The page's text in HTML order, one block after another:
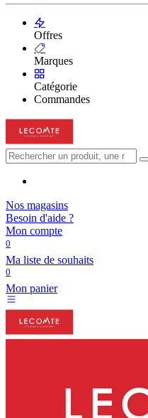
Offres
Marques
Catégorie
Commandes
Nos magasins
Besoin d'aide ?
Mon compte
0
Ma liste de souhaits
0
Mon panier